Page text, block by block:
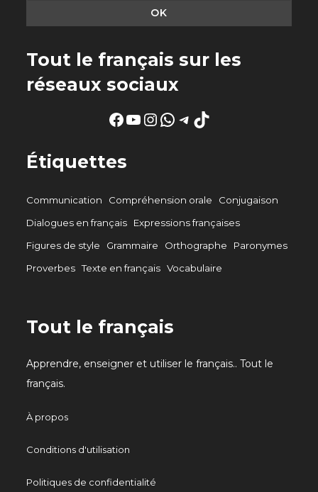
Tout le français sur les
réseaux sociaux
Facebook
YouTube
Instagram
WhatsApp
Telegram
TikTok
Étiquettes
Communication Compréhension orale
Conjugaison
Dialogues en français
Expressions françaises
Figures de style
Grammaire Orthographe
Paronymes
Proverbes Texte en français Vocabulaire
Tout le français
Apprendre, enseigner et utiliser le français.. Tout le
français.
À propos
Conditions d'utilisation
Politiques de confidentialité